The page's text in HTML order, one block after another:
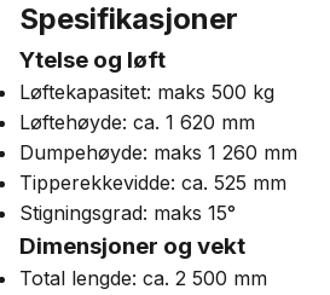
Spesifikasjoner
Ytelse og løft
Løftekapasitet: maks 500 kg
Løftehøyde: ca. 1 620 mm
Dumpehøyde: maks 1 260 mm
Tipperekkevidde: ca. 525 mm
Stigningsgrad: maks 15°
Dimensjoner og vekt
Total lengde: ca. 2 500 mm